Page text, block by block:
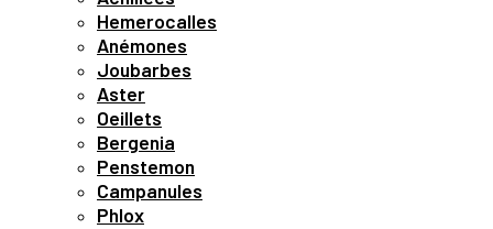
Hemerocalles
Anémones
Joubarbes
Aster
Oeillets
Bergenia
Penstemon
Campanules
Phlox